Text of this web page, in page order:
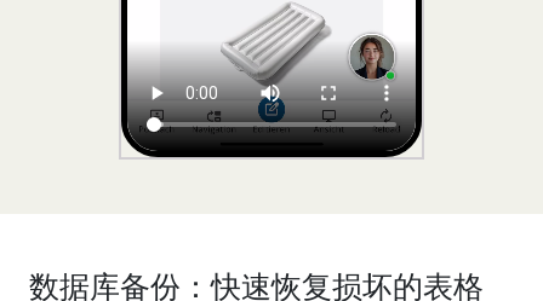
数据库备份：快速恢复损坏的表格